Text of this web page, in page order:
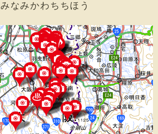
みなみかわちちほう